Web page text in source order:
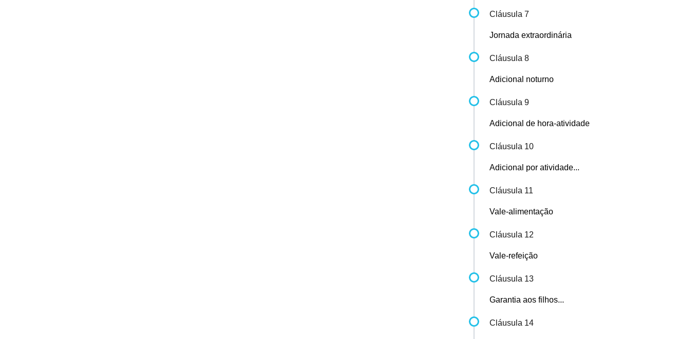
Cláusula 7
Jornada extraordinária
Cláusula 8
Adicional noturno
Cláusula 9
Adicional de hora-atividade
Cláusula 10
Adicional por atividade...
Cláusula 11
Vale-alimentação
Cláusula 12
Vale-refeição
Cláusula 13
Garantia aos filhos...
Cláusula 14